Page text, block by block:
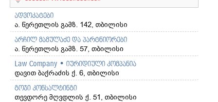
ადვოკატები
ა. წერეთლის გამზ. 142, თბილისი
არჩილ მამულაძე და პარტნიორები
ა. წერეთლის გამზ. 57, თბილისი
Law Company • იურიდიული კომპანია
დავით ბაქრაძის ქ. 6, თბილისი
გოჯი კონსალტინგი
თევდორე მღვდლის ქ. 51, თბილისი